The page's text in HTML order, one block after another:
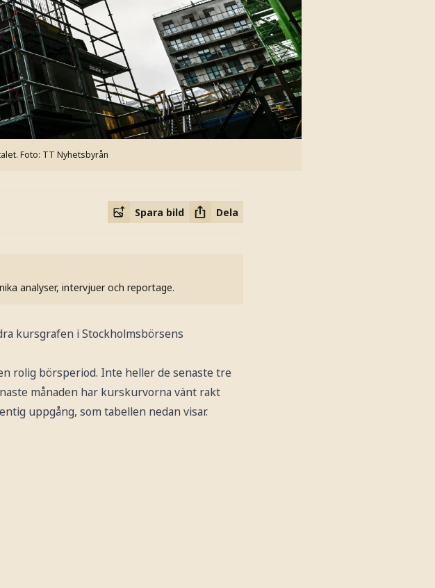
Foto: TT Nyhetsbyrån
Spara bild Dela
analyser, intervjuer och reportage.
kursgrafen i Stockholmsbörsens
rolig börsperiod. Inte heller de senaste tre
månaden har kurskurvorna vänt rakt
uppgång, som tabellen nedan visar.